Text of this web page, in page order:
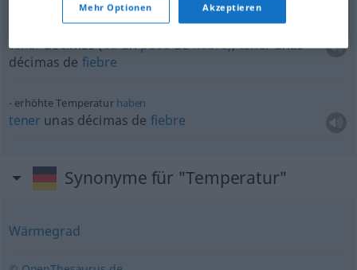
erhöhte Temperaturhaben
tenerdécimas (odunpocodefiebre),tenerunas
décimas de fiebre
erhöhte Temperatur haben
tener unas décimas de fiebre
Synonyme für "Temperatur"
Wärmegrad
Mehr Optionen Akzeptieren